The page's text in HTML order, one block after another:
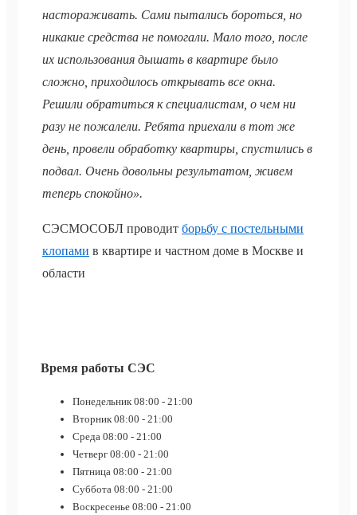
настораживать. Сами пытались бороться, но
никакие средства не помогали. Мало того, после
их использования дышать в квартире было
сложно, приходилось открывать все окна.
Решили обратиться к специалистам, о чем ни
разу не пожалели. Ребята приехали в тот же
день, провели обработку квартиры, спустились в
подвал. Очень довольны результатом, живем
теперь спокойно».
СЭСМОСОБЛ проводит борьбу с постельными
клопами в квартире и частном доме в Москве и
области
Время работы СЭС
Понедельник08:00 - 21:00
Вторник08:00 - 21:00
Среда 08:00 - 21:00
Четверг 08:00 - 21:00
Пятница 08:00 - 21:00
Суббота 08:00 - 21:00
Воскресенье 08:00 - 21:00